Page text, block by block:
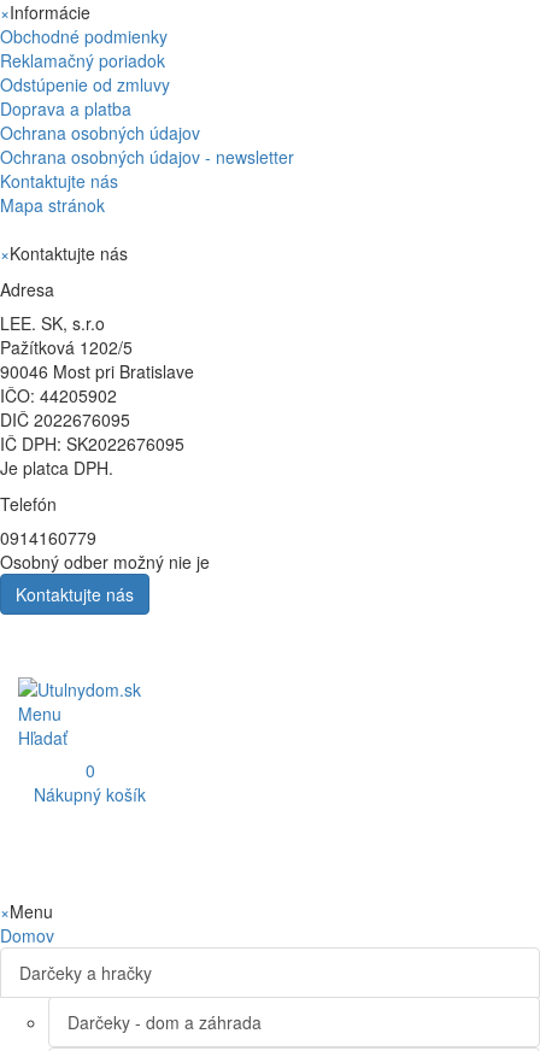
×Informácie
Obchodné podmienky
Reklamačný poriadok
Odstúpenie od zmluvy
Doprava a platba
Ochrana osobných údajov
Ochrana osobných údajov - newsletter
Kontaktujte nás
Mapa stránok
×Kontaktujte nás
Adresa
LEE. SK, s.r.o
Pažítková 1202/5
90046 Most pri Bratislave
IČO: 44205902
DIČ 2022676095
IČ DPH: SK2022676095
Je platca DPH.
Telefón
0914160779
Osobný odber možný nie je
Kontaktujte nás
Menu
Hľadať
0
Nákupný košík
×Menu
Domov
Darčeky a hračky
Darčeky - dom a záhrada